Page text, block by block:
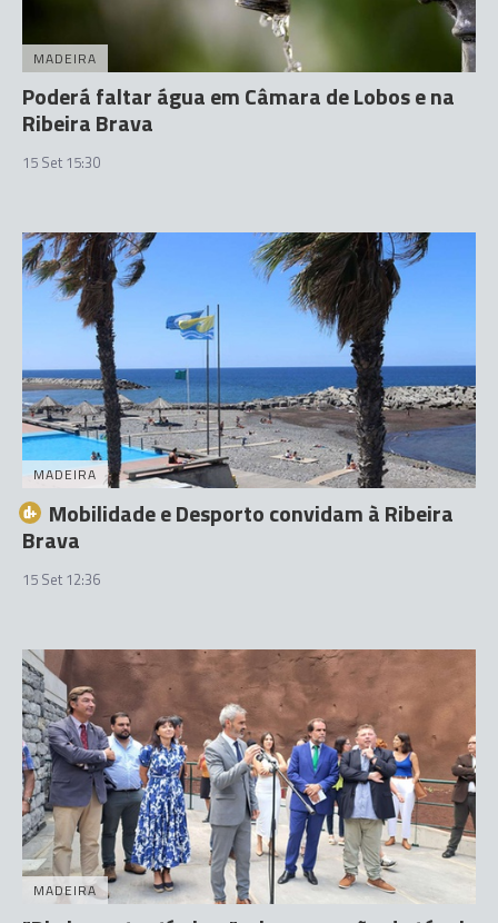
MADEIRA
Poderá faltar água em Câmara de Lobos e na
Ribeira Brava
15 Set 15:30
MADEIRA
Mobilidade e Desporto convidam à Ribeira
Brava
15 Set 12:36
MADEIRA